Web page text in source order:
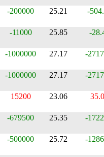
-200000 25.21 -
-11000 25.85 -
-1000000 27.17 -
-1000000 27.17 -
15200 23.06
-679500 25.35 -
-500000 25.72 -